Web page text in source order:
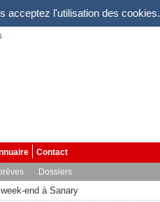
acceptez l'utilisation des cookies.
Contact
Dossiers
end à Sanary